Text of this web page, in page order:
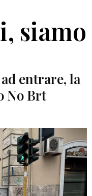
siamo
entrare, la
No Brt